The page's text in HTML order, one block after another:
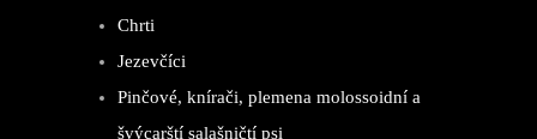
Chrti
Jezevčíci
Pinčové, knírači, plemena molossoidní a
švýcarští salašničtí psi